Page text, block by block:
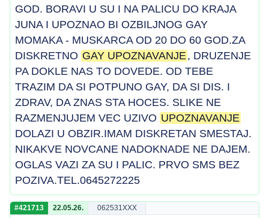
GOD. BORAVI U SU I NA PALICU DO KRAJA
JUNA I UPOZNAO BI OZBILJNOG GAY
MOMAKA - MUSKARCA OD 20 DO 60 GOD.ZA
DISKRETNO GAY UPOZNAVANJE, DRUZENJE
PA DOKLE NAS TO DOVEDE. OD TEBE
TRAZIM DA SI POTPUNO GAY, DA SI DIS. I
ZDRAV, DA ZNAS STA HOCES. SLIKE NE
RAZMENJUJEM VEC UZIVO UPOZNAVANJE
DOLAZI U OBZIR.IMAM DISKRETAN SMESTAJ.
NIKAKVE NOVCANE NADOKNADE NE DAJEM.
OGLAS VAZI ZA SU I PALIC. PRVO SMS BEZ
POZIVA.TEL.0645272225
#421713 22.05.26. 062531XXX